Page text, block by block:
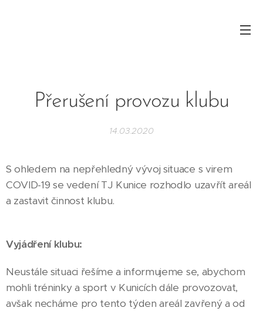
Přerušení provozu klubu
14.03.2020
S ohledem na nepřehledný vývoj situace s virem
COVID-19 se vedení TJ Kunice rozhodlo uzavřít areál
a zastavit činnost klubu.
Vyjádření klubu:
Neustále situaci řešíme a informujeme se, abychom
mohli tréninky a sport v Kunicích dále provozovat,
avšak necháme pro tento týden areál zavřený a od